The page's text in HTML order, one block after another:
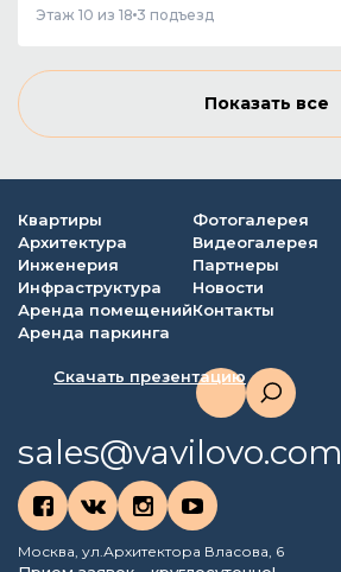
Этаж 10 из 18 3 подъезд
Показать все
Квартиры
Архитектура
Инженерия
Инфраструктура
Аренда помещений
Аренда паркинга
Фотогалерея
Видеогалерея
Партнеры
Новости
Контакты
Скачать презентацию
sales@vavilovo.com
Москва, ул.Архитектора Власова, 6